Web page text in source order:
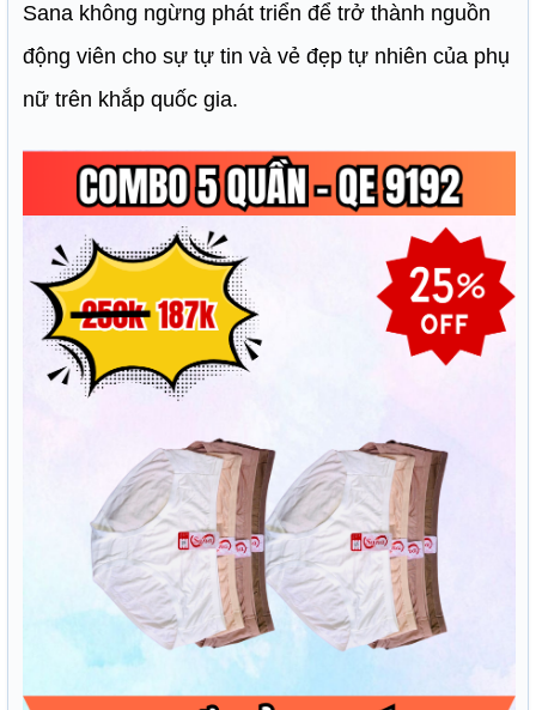
Sana không ngừng phát triển để trở thành nguồn
động viên cho sự tự tin và vẻ đẹp tự nhiên của phụ
nữ trên khắp quốc gia.